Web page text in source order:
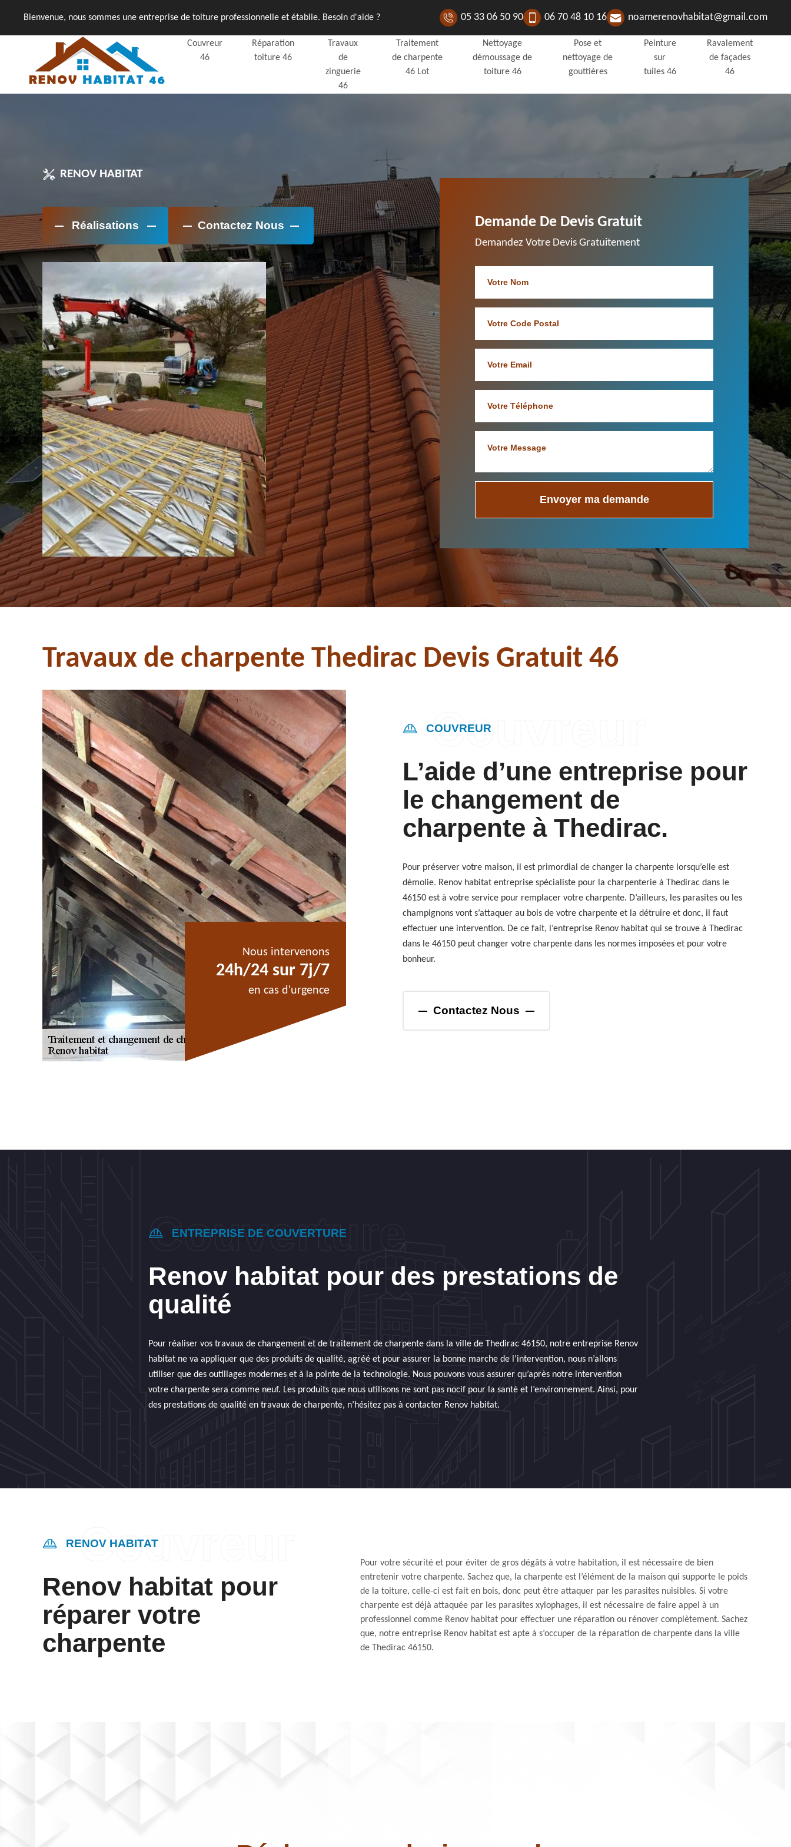
Bienvenue, nous sommes une entreprise de toiture professionnelle et établie. Besoin d'aide ? 05 33 06 50 90 06 70 48 10 16 noamerenovhabitat@gmail.com
Couvreur
46
Réparation
toiture 46
Travaux
de
zinguerie
46
Traitement
de charpente
46 Lot
Nettoyage
démoussage de
toiture 46
Pose et
nettoyage de
gouttières
Peinture
sur
tuiles 46
Ravalement
de façades
46
RENOV HABITAT
Réalisations Contactez Nous Demande De Devis Gratuit
Demandez Votre Devis Gratuitement
Travaux de charpente Thedirac Devis Gratuit 46
Nous intervenons
24h/24 sur 7j/7
en cas d'urgence
COUVREUR
L’aide d’une entreprise pour
le changement de
charpente à Thedirac.
Pour préserver votre maison, il est primordial de changer la charpente lorsqu’elle est
démolie. Renov habitat entreprise spécialiste pour la charpenterie à Thedirac dans le
46150 est à votre service pour remplacer votre charpente. D’ailleurs, les parasites ou les
champignons vont s’attaquer au bois de votre charpente et la détruire et donc, il faut
effectuer une intervention. De ce fait, l’entreprise Renov habitat qui se trouve à Thedirac
dans le 46150 peut changer votre charpente dans les normes imposées et pour votre
bonheur.
Contactez Nous
ENTREPRISE DE COUVERTURE
Renov habitat pour des prestations de
qualité
Pour réaliser vos travaux de changement et de traitement de charpente dans la ville de Thedirac 46150, notre entreprise Renov
habitat ne va appliquer que des produits de qualité, agréé et pour assurer la bonne marche de l’intervention, nous n’allons
utiliser que des outillages modernes et à la pointe de la technologie. Nous pouvons vous assurer qu’après notre intervention
votre charpente sera comme neuf. Les produits que nous utilisons ne sont pas nocif pour la santé et l’environnement. Ainsi, pour
des prestations de qualité en travaux de charpente, n’hésitez pas à contacter Renov habitat.
RENOV HABITAT
Renov habitat pour
réparer votre
charpente
Pour votre sécurité et pour éviter de gros dégâts à votre habitation, il est nécessaire de bien
entretenir votre charpente. Sachez que, la charpente est l’élément de la maison qui supporte le poids
de la toiture, celle-ci est fait en bois, donc peut être attaquer par les parasites nuisibles. Si votre
charpente est déjà attaquée par les parasites xylophages, il est nécessaire de faire appel à un
professionnel comme Renov habitat pour effectuer une réparation ou rénover complètement. Sachez
que, notre entreprise Renov habitat est apte à s’occuper de la réparation de charpente dans la ville
de Thedirac 46150.